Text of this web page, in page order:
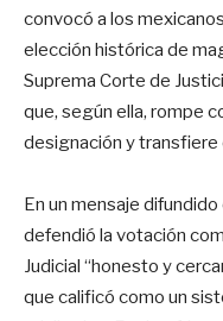
convocó a los
elección histórica de
Suprema Corte de
que, según ella, rompe
designación y transfiere
En un mensaje
defendió la votación
Judicial “honesto y
que calificó como un